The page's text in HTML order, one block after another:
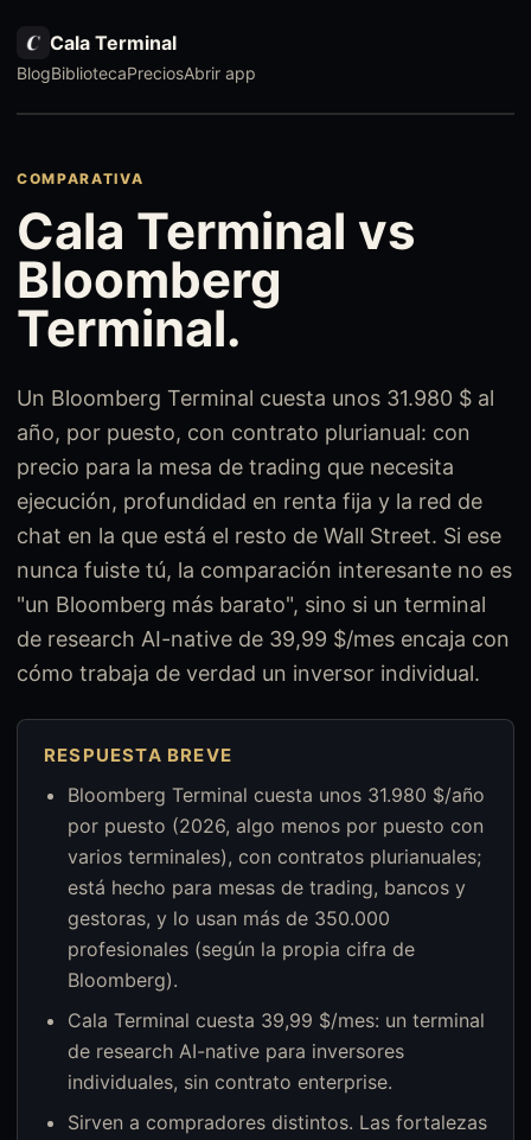
Cala Terminal
BlogBibliotecaPreciosAbrir app
COMPARATIVA
Cala Terminal vs
Bloomberg
Terminal.
Un Bloomberg Terminal cuesta unos 31.980 $ al
año, por puesto, con contrato plurianual: con
precio para la mesa de trading que necesita
ejecución, profundidad en renta fija y la red de
chat en la que está el resto de Wall Street. Si ese
nunca fuiste tú, la comparación interesante no es
"un Bloomberg más barato", sino si un terminal
de research AI-native de 39,99 $/mes encaja con
cómo trabaja de verdad un inversor individual.
RESPUESTA BREVE
Bloomberg Terminal cuesta unos 31.980 $/año
por puesto (2026, algo menos por puesto con
varios terminales), con contratos plurianuales;
está hecho para mesas de trading, bancos y
gestoras, y lo usan más de 350.000
profesionales (según la propia cifra de
Bloomberg).
Cala Terminal cuesta 39,99 $/mes: un terminal
de research AI-native para inversores
individuales, sin contrato enterprise.
Sirven a compradores distintos. Las fortalezas